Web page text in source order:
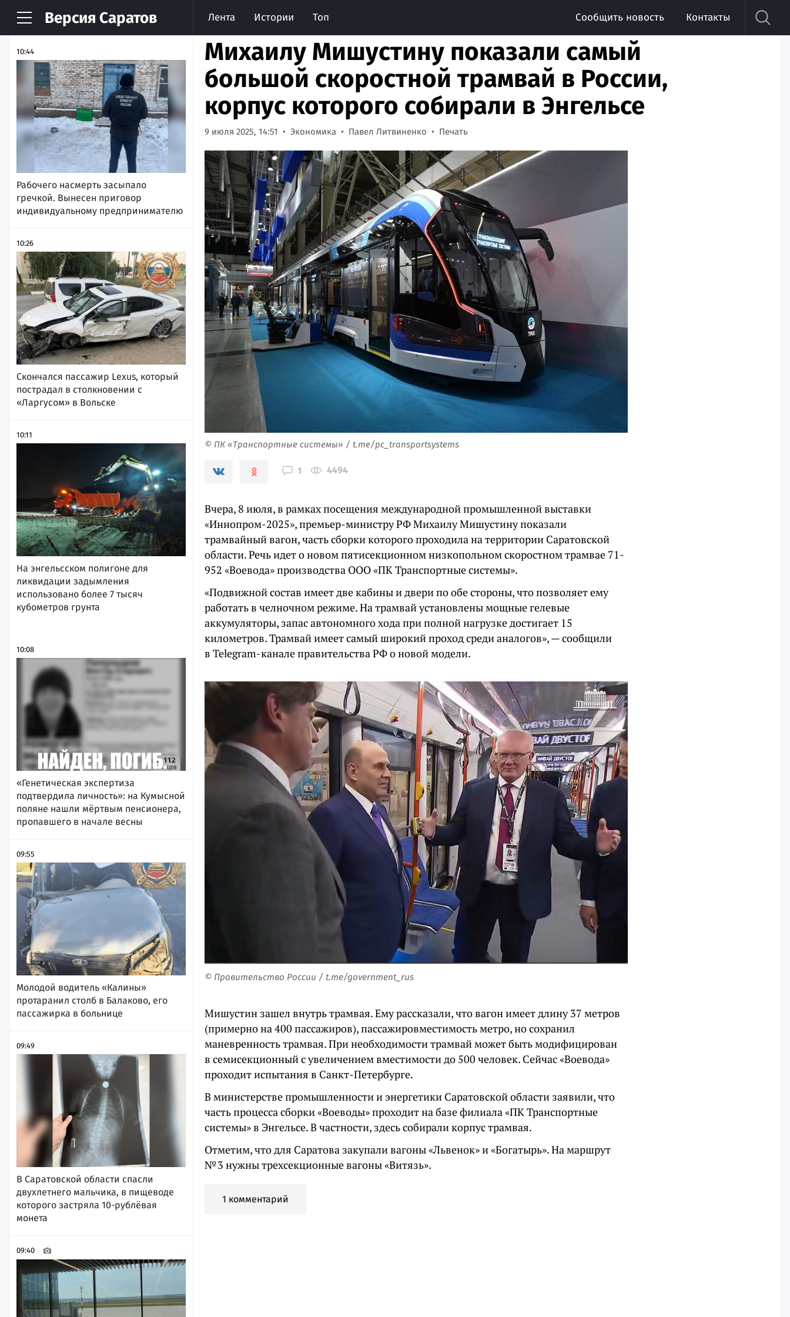
Версия Саратов Лента Истории Топ Сообщить новость Контакты
НОВОСТИ АРХИВ
10:44
Рабочего насмерть засыпало
гречкой. Вынесен приговор
индивидуальному предпринимателю
10:26
Скончался пассажир Lexus, который
пострадал в столкновении с
«Ларгусом» в Вольске
10:11
На энгельсском полигоне для
ликвидации задымления
использовано более 7 тысяч
кубометров грунта
10:08
«Генетическая экспертиза
подтвердила личность»: на Кумысной
поляне нашли мёртвым пенсионера,
пропавшего в начале весны
09:55
Молодой водитель «Калины»
протаранил столб в Балаково, его
пассажирка в больнице
09:49
В Саратовской области спасли
двухлетнего мальчика, в пищеводе
которого застряла 10-рублёвая
монета
09:40
Михаилу Мишустину показали самый
большой скоростной трамвай в России,
корпус которого собирали в Энгельсе
9 июля 2025, 14:51 Экономика Павел Литвиненко Печать
© ПК «Транспортные системы» / t.me/pc_transportsystems
1 4494
Вчера, 8 июля, в рамках посещения международной промышленной выставки
«Иннопром-2025», премьер-министру РФ Михаилу Мишустину показали
трамвайный вагон, часть сборки которого проходила на территории Саратовской
области. Речь идет о новом пятисекционном низкопольном скоростном трамвае 71-
952 «Воевода» производства ООО «ПК Транспортные системы».
«Подвижной состав имеет две кабины и двери по обе стороны, что позволяет ему
работать в челночном режиме. На трамвай установлены мощные гелевые
аккумуляторы, запас автономного хода при полной нагрузке достигает 15
километров. Трамвай имеет самый широкий проход среди аналогов», — сообщили
в Telegram-канале правительства РФ о новой модели.
© Правительство России / t.me/government_rus
Мишустин зашел внутрь трамвая. Ему рассказали, что вагон имеет длину 37 метров
(примерно на 400 пассажиров), пассажировместимость метро, но сохранил
маневренность трамвая. При необходимости трамвай может быть модифицирован
в семисекционный с увеличением вместимости до 500 человек. Сейчас «Воевода»
проходит испытания в Санкт-Петербурге.
В министерстве промышленности и энергетики Саратовской области заявили, что
часть процесса сборки «Воеводы» проходит на базе филиала «ПК Транспортные
системы» в Энгельсе. В частности, здесь собирали корпус трамвая.
Отметим, что для Саратова закупали вагоны «Львенок» и «Богатырь». На маршрут
№ 3 нужны трехсекционные вагоны «Витязь».
1 комментарий